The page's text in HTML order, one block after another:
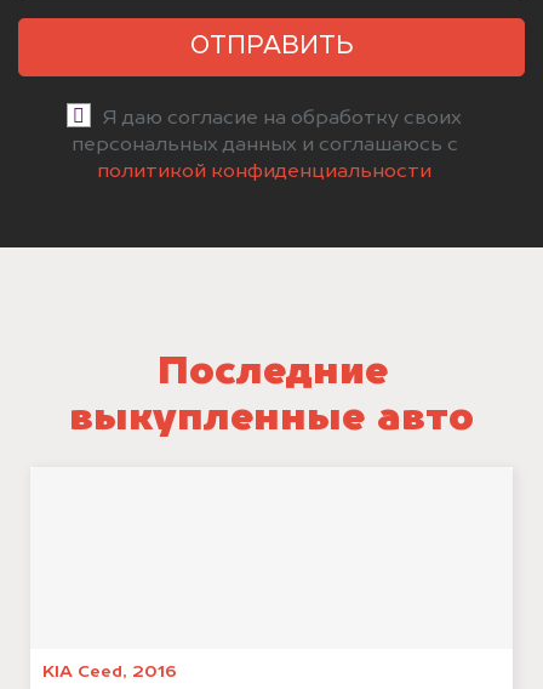
ОТПРАВИТЬ
Я даю согласие на обработку своих
персональных данных и соглашаюсь с
политикой конфиденциальности
Последние
выкупленные авто
KIA Ceed, 2016